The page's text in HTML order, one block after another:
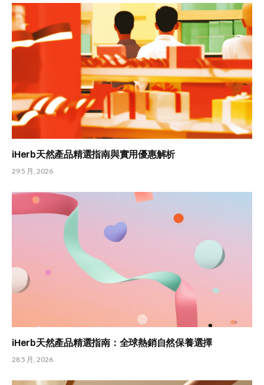
iHerb天然產品精選指南與實用優惠解析
29 5 月, 2026
iHerb天然產品精選指南：全球熱銷自然保養選擇
28 5 月, 2026